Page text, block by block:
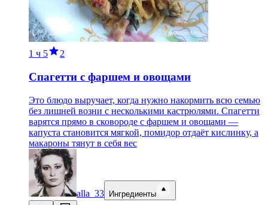
1 ч 5 2
Спагетти с фаршем и овощами
Это блюдо выручает, когда нужно накормить всю семью
без лишней возни с несколькими кастрюлями. Спагетти
варятся прямо в сковороде с фаршем и овощами —
капуста становится мягкой, помидор отдаёт кислинку, а
макароны тянут в себя вес
alla_33 Ингредиенты